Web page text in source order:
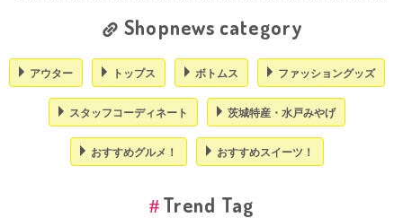
Shopnews category
アウター トップス ボトムス ファッショングッズ
スタッフコーディネート 茨城特産・水戸みやげ
おすすめグルメ！ おすすめスイーツ！
Trend Tag